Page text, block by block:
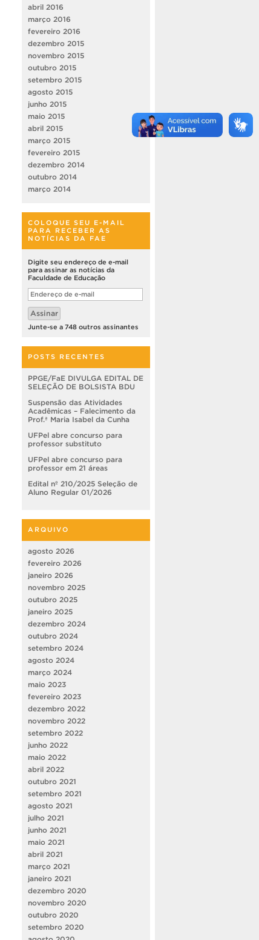
abril 2016
março 2016
fevereiro 2016
dezembro 2015
novembro 2015
outubro 2015
setembro 2015
agosto 2015
junho 2015
maio 2015
abril 2015
março 2015
fevereiro 2015
dezembro 2014
outubro 2014
março 2014
COLOQUE SEU E-MAIL
PARA RECEBER AS
NOTÍCIAS DA FAE
Digite seu endereço de e-mail
para assinar as notícias da
Faculdade de Educação
Endereço
de
e-
mail
Assinar
Junte-se a 748 outros assinantes
POSTS RECENTES
PPGE/FaE DIVULGA EDITAL DE
SELEÇÃO DE BOLSISTA BDU
Suspensão das Atividades
Acadêmicas – Falecimento da
Prof.ª Maria Isabel da Cunha
UFPel abre concurso para
professor substituto
UFPel abre concurso para
professor em 21 áreas
Edital nº 210/2025 Seleção de
Aluno Regular 01/2026
ARQUIVO
agosto 2026
fevereiro 2026
janeiro 2026
novembro 2025
outubro 2025
janeiro 2025
dezembro 2024
outubro 2024
setembro 2024
agosto 2024
março 2024
maio 2023
fevereiro 2023
dezembro 2022
novembro 2022
setembro 2022
junho 2022
maio 2022
abril 2022
outubro 2021
setembro 2021
agosto 2021
julho 2021
junho 2021
maio 2021
abril 2021
março 2021
janeiro 2021
dezembro 2020
novembro 2020
outubro 2020
setembro 2020